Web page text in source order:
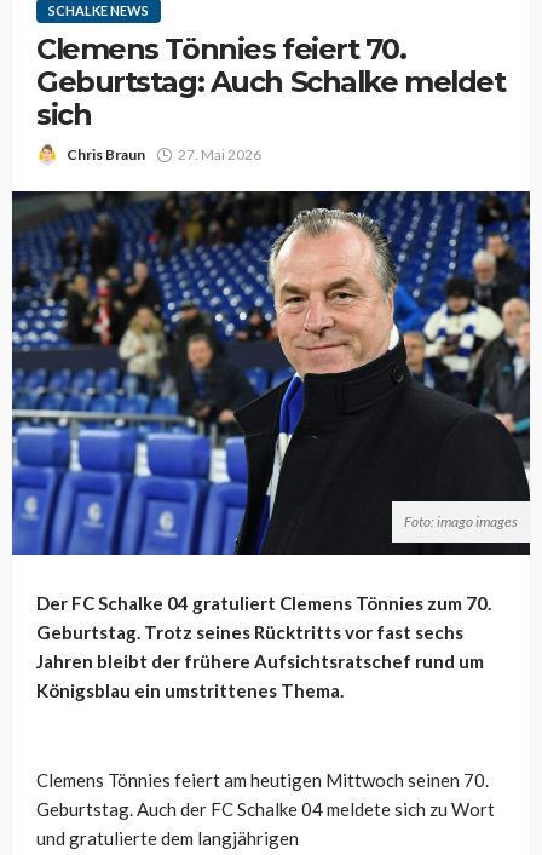
SCHALKE NEWS
Clemens Tönnies feiert 70.
Geburtstag: Auch Schalke meldet
sich
Chris Braun 27. Mai 2026
Foto: imago images
Der FC Schalke 04 gratuliert Clemens Tönnies zum 70.
Geburtstag. Trotz seines Rücktritts vor fast sechs
Jahren bleibt der frühere Aufsichtsratschef rund um
Königsblau ein umstrittenes Thema.
Clemens Tönnies feiert am heutigen Mittwoch seinen 70.
Geburtstag. Auch der FC Schalke 04 meldete sich zu Wort
und gratulierte dem langjährigen